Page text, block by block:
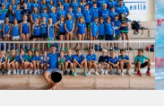
•